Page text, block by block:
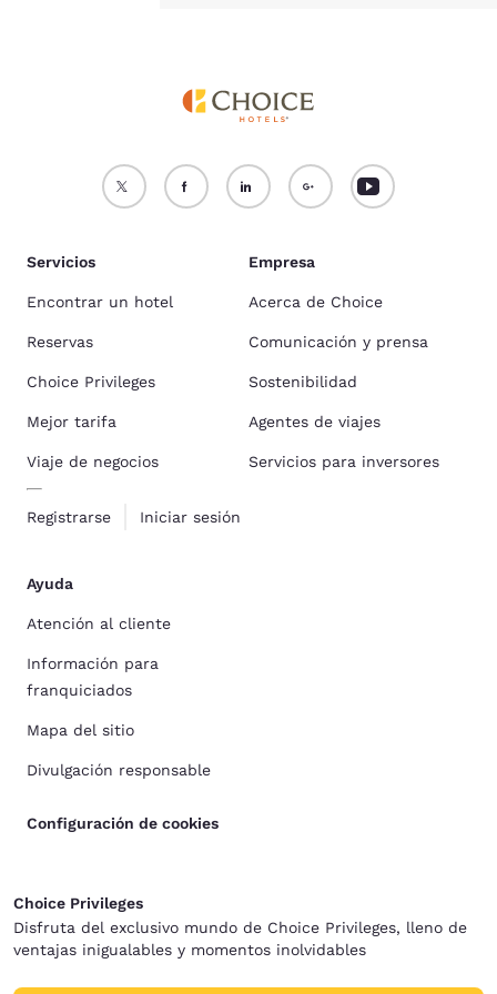
Servicios
Encontrar un hotel
Reservas
Choice Privileges
Mejor tarifa
Viaje de negocios
Registrarse Iniciar sesión
Empresa
Acerca de Choice
Comunicación y prensa
Sostenibilidad
Agentes de viajes
Servicios para inversores
Ayuda
Atención al cliente
Información para
franquiciados
Mapa del sitio
Divulgación responsable
Configuración de cookies
Choice Privileges
Disfruta del exclusivo mundo de Choice Privileges, lleno de
ventajas inigualables y momentos inolvidables